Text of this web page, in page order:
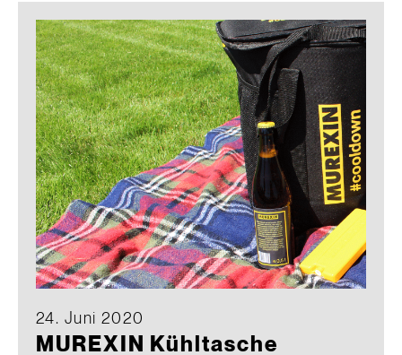
24. Juni 2020
MUREXIN Kühltasche